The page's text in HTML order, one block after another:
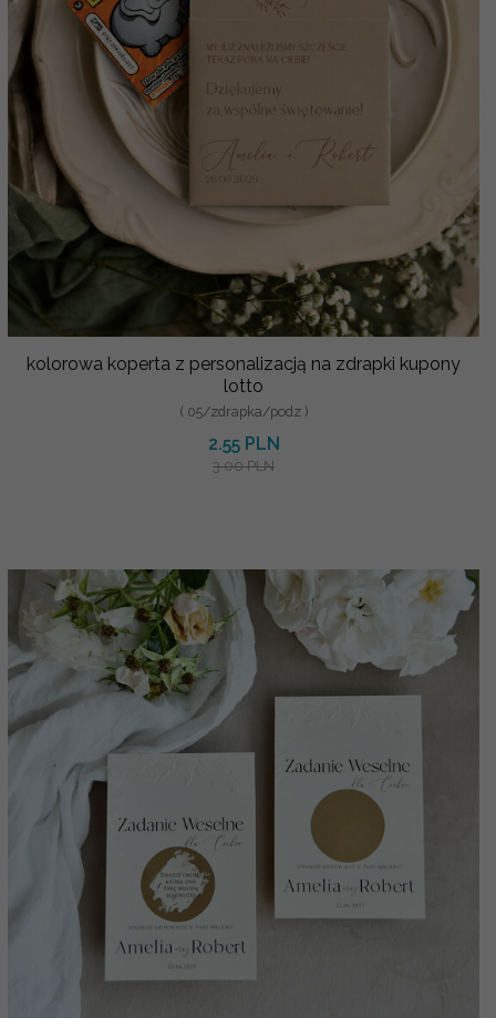
kolorowa koperta z personalizacją na zdrapki kupony
lotto
( 05/zdrapka/podz )
2.55 PLN
3.00 PLN